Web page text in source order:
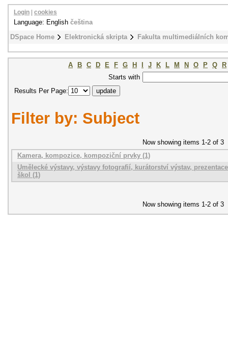
DSpace Home Elektronická skripta Fakulta multimediálních
Login cookies
Language: English čeština
A B C D E F G H J K L M N O P Q
R
Starts with
Results Per Page:
Filter by: Subject
Now showing items 1-2 of 3
Kamera, kompozice, kompoziční prvky (1)
Umělecké výstavy, výstavy fotografií, kurátorství výstav,
škol (1)
Now showing items 1-2 of 3